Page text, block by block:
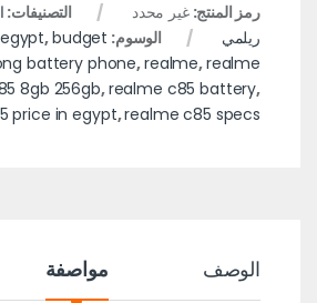
رمز المنتج:غير محدد التصنيفات:
ريلمي
الوسوم: ,budget
battery phone,realme,realme
8gb 256gb,realme c85 battery,
price in egypt,realme c85 specs
الوصف مواصفة